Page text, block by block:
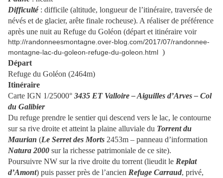
Difficulté: difficile (altitude, longueur de l’itinéraire, traversée de
névés et de glacier, arête finale rocheuse). A réaliser de préférence
après une nuit au Refuge du Goléon (départ et itinéraire voir
http://randonneesmontagne.over-blog.com/2017/07/randonnee-
montagne-lac-du-goleon-refuge-du-goleon.html )
Départ
Refuge du Goléon (2464m)
Itinéraire
Carte IGN 1/25000° 3435 ET Valloire – Aiguilles d’Arves – Col
du Galibier
Du refuge prendre le sentier qui descend vers le lac, le contourne
sur sa rive droite et atteint la plaine alluviale du Torrent du
Maurian (Le Serret des Morts 2453m – panneau d’information
Natura 2000 sur la richesse patrimoniale de ce site).
Poursuivre NW sur la rive droite du torrent (lieudit le Replat
d’Amont) puis passer près de l’ancien Refuge Carraud, privé,